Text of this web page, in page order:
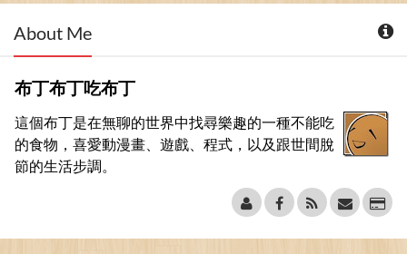
About Me
布丁布丁吃布丁
這個布丁是在無聊的世界中找尋樂趣的一種不能吃
的食物，喜愛動漫畫、遊戲、程式，以及跟世間脫
節的生活步調。